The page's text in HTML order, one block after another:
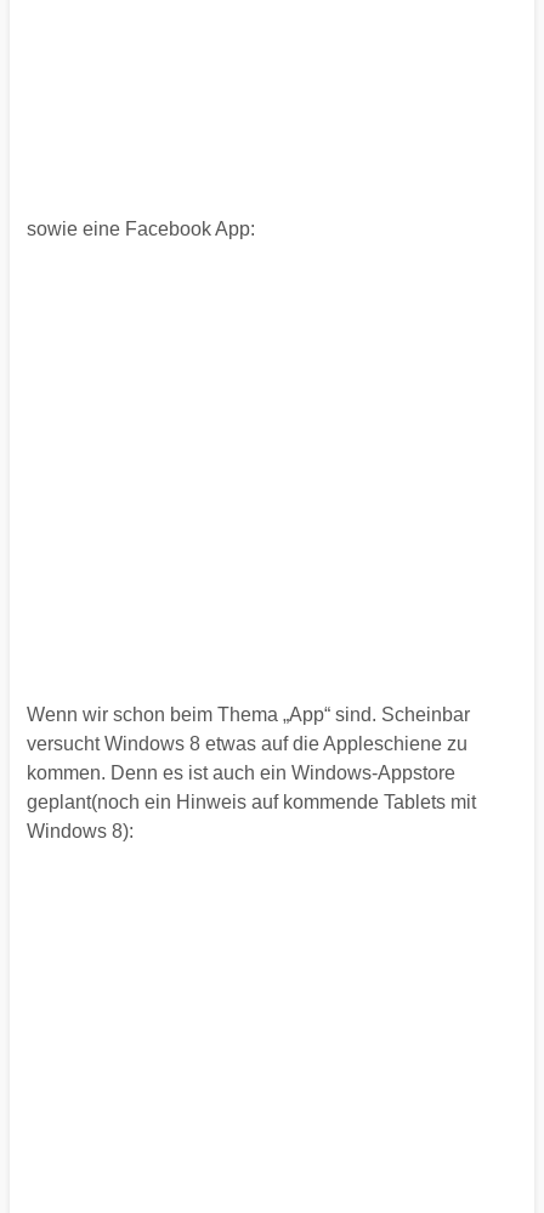
sowie eine Facebook App:
Wenn wir schon beim Thema „App“ sind. Scheinbar
versucht Windows 8 etwas auf die Appleschiene zu
kommen. Denn es ist auch ein Windows-Appstore
geplant(noch ein Hinweis auf kommende Tablets mit
Windows 8):